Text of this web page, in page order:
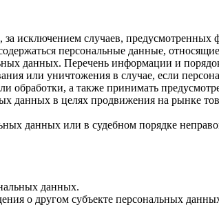
исключением случаев, предусмотренных
персональные данные,
данных. Перечень информации и
или уничтожения в случае, если
обработки, а также принимать
данных в целях продвижения на рынке
данных или в судебном порядке
данных.
о другом субъекте персональных